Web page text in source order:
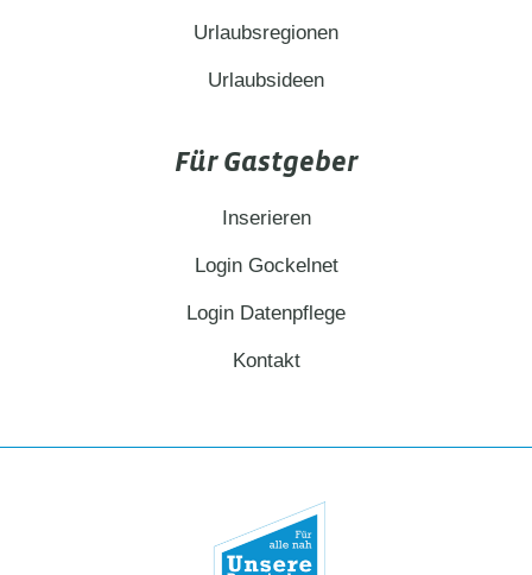
Urlaubsregionen
Urlaubsideen
Für Gastgeber
Inserieren
Login Gockelnet
Login Datenpflege
Kontakt